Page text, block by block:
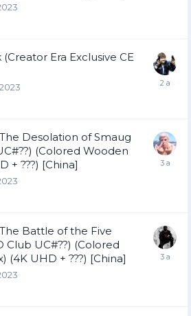
(Creator Era Exclusive CE
Desolation of Smaug
(Colored Wooden
+ ???) [China]
Battle of the Five
Club UC#??) (Colored
(4K UHD + ???) [China]